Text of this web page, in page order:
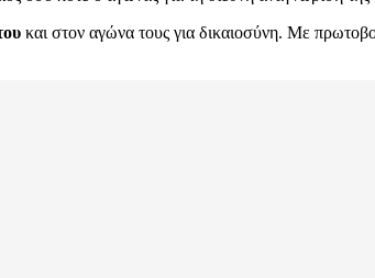
και στον αγώνα τους για δικαιοσύνη. Με